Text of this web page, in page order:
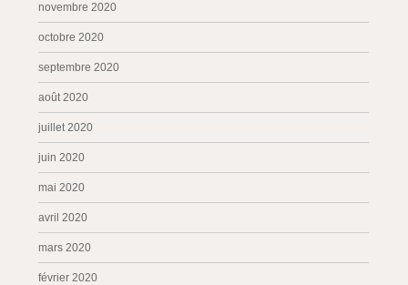
novembre 2020
octobre 2020
septembre 2020
août 2020
juillet 2020
juin 2020
mai 2020
avril 2020
mars 2020
février 2020